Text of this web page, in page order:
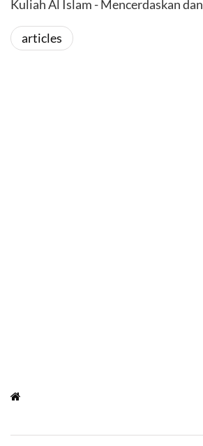
Kuliah Al Islam - Mencerdaskan
articles